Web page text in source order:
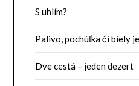
S uhlím?
Palivo, pochúťka či biely
Dve cestá – jeden dezert